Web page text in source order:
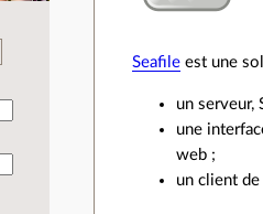
Seafile est une
un serveur,
une
web ;
un client